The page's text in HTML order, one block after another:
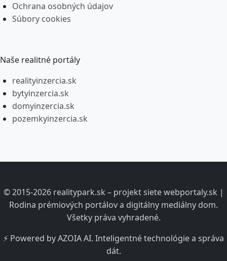
Ochrana osobných údajov
Súbory cookies
Naše realitné portály
realityinzercia.sk
bytyinzercia.sk
domyinzercia.sk
pozemkyinzercia.sk
© 2015-2026 realitypark.sk – projekt siete webportaly.sk |
Rodina prémiových portálov a digitálny mediálny dom.
Všetky práva vyhradené.
⚡ Powered by AZOIA AI. Inteligentné technológie a správa
dát.